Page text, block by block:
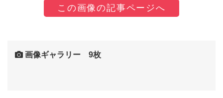
この画像の記事ページへ
画像ギャラリー 9枚